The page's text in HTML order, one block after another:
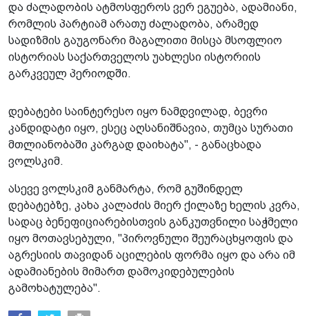
და ძალადობის ატმოსფეროს ვერ ეგუება, ადამიანი,
რომლის პარტიამ არათუ ძალადობა, არამედ
სადიზმის გაუგონარი მაგალითი მისცა მსოფლიო
ისტორიას საქართველოს უახლესი ისტორიის
გარკვეულ პერიოდში.
დებატები საინტერესო იყო ნამდვილად, ბევრი
კანდიდატი იყო, ესეც აღსანიშნავია, თუმცა სურათი
მთლიანობაში კარგად დაიხატა", - განაცხადა
ვოლსკიმ.
ასევე ვოლსკიმ განმარტა, რომ გუშინდელ
დებატებზე, კახა კალაძის მიერ ქილაზე ხელის კვრა,
სადაც ბენეფიციარებისთვის განკუთვნილი საჭმელი
იყო მოთავსებული, "პიროვნული შეურაცხყოფის და
აგრესიის თავიდან აცილების ფორმა იყო და არა იმ
ადამიანების მიმართ დამოკიდებულების
გამოხატულება".